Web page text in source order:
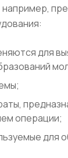
для
операции;
для